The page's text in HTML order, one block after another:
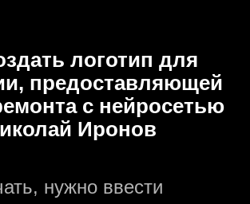
логотип для
предоставляющей
с нейросетью
Иронов
нужно ввести